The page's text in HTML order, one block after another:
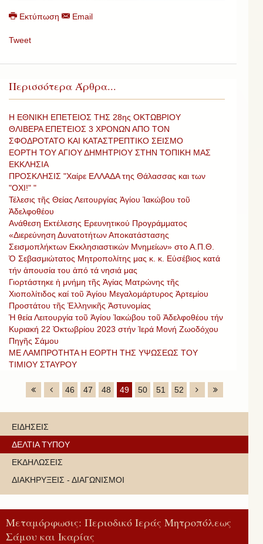
Εκτύπωση Email
Tweet
Περισσότερα Άρθρα...
Η ΕΘΝΙΚΗ ΕΠΕΤΕΙΟΣ ΤΗΣ 28ης ΟΚΤΩΒΡΙΟΥ
ΘΛΙΒΕΡΑ ΕΠΕΤΕΙΟΣ 3 ΧΡΟΝΩΝ ΑΠΟ ΤΟΝ
ΣΦΟΔΡΟΤΑΤΟ ΚΑΙ ΚΑΤΑΣΤΡΕΠΤΙΚΟ ΣΕΙΣΜΟ
ΕΟΡΤΗ ΤΟΥ ΑΓΙΟΥ ΔΗΜΗΤΡΙΟΥ ΣΤΗΝ ΤΟΠΙΚΗ ΜΑΣ
ΕΚΚΛΗΣΙΑ
ΠΡΟΣΚΛΗΣΙΣ "Χαίρε ΕΛΛΑΔΑ της Θάλασσας και των
"ΟΧΙ!" "
Τέλεσις τῆς Θείας Λειτουργίας Ἁγίου Ἰακώβου τοῦ
Ἀδελφοθέου
Ανάθεση Εκτέλεσης Ερευνητικού Προγράμματος
«Διερεύνηση Δυνατοτήτων Αποκατάστασης
Σεισμοπλήκτων Εκκλησιαστικών Μνημείων» στο Α.Π.Θ.
Ὁ Σεβασμιώτατος Μητροπολίτης μας κ. κ. Εὐσέβιος κατά
τήν ἀπουσία του ἀπό τά νησιά μας
Γιορτάστηκε ἡ μνήμη τῆς Ἁγίας Ματρώνης τῆς
Χιοπολίτιδος καί τοῦ Ἁγίου Μεγαλομάρτυρος Ἀρτεμίου
Προστάτου τῆς Ἑλληνικῆς Ἀστυνομίας
Ἡ θεία Λειτουργία τοῦ Ἁγίου Ἰακώβου τοῦ Ἀδελφοθέου τήν
Κυριακή 22 Ὀκτωβρίου 2023 στήν Ἱερά Μονή Ζωοδόχου
Πηγῆς Σάμου
ΜΕ ΛΑΜΠΡΟΤΗΤΑ Η ΕΟΡΤΗ ΤΗΣ ΥΨΩΣΕΩΣ ΤΟΥ
ΤΙΜΙΟΥ ΣΤΑΥΡΟΥ
46 47 48 49 50 51 52
ΕΙΔΗΣΕΙΣ
ΔΕΛΤΙΑ ΤΥΠΟΥ
ΕΚΔΗΛΩΣΕΙΣ
ΔΙΑΚΗΡΥΞΕΙΣ - ΔΙΑΓΩΝΙΣΜΟΙ
Μεταμόρφωσις: Περιοδικό Ιεράς Μητροπόλεως
Σάμου και Ικαρίας